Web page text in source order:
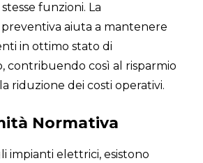
funzioni. La
aiuta a mantenere
in ottimo stato di
contribuendo così al risparmio
riduzione dei costi operativi.
Normativa
impianti elettrici, esistono